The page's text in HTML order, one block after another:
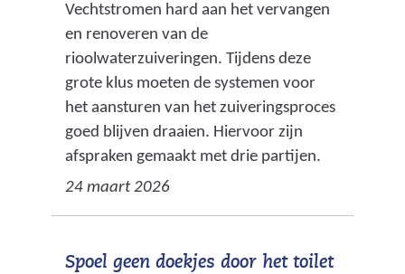
Vechtstromen hard aan het vervangen
en renoveren van de
rioolwaterzuiveringen. Tijdens deze
grote klus moeten de systemen voor
het aansturen van het zuiveringsproces
goed blijven draaien. Hiervoor zijn
afspraken gemaakt met drie partijen.
24 maart 2026
Spoel geen doekjes door het toilet